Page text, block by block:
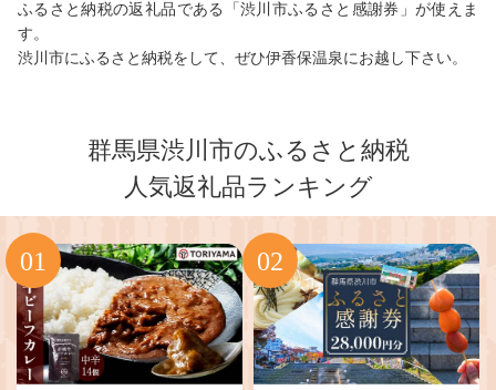
ふるさと納税の返礼品である「渋川市ふるさと感謝券」が使えま
す。
渋川市にふるさと納税をして、ぜひ伊香保温泉にお越し下さい。
群馬県渋川市のふるさと納税
人気返礼品ランキング